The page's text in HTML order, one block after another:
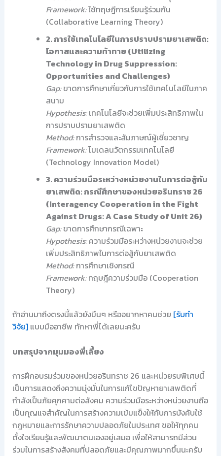
Framework:ใช้ทฤษฎีการเรียนรู้ร่วมกัน
(Collaborative Learning Theory)
2. การใช้เทคโนโลยีในการปราบปรามยาเสพติด:
โอกาสและความท้าทาย (Utilizing
Technology in Drug Suppression:
Opportunities and Challenges)
Gap:ขาดการศึกษาเกี่ยวกับการใช้เทคโนโลยีในภาค
สนาม
Hypothesis:เทคโนโลยีจะช่วยเพิ่มประสิทธิภาพใน
การปราบปรามยาเสพติด
Method:การสำรวจและสัมภาษณ์ผู้เชี่ยวชาญ
Framework:โมเดลนวัตกรรมเทคโนโลยี
(Technology Innovation Model)
3. ความร่วมมือระหว่างหน่วยงานในการต่อสู้กับ
ยาเสพติด: กรณีศึกษาของหน่วยอรินทราช 26
(Interagency Cooperation in the Fight
Against Drugs: A Case Study of Unit 26)
Gap:ขาดการศึกษากรณีเฉพาะ
Hypothesis:ความร่วมมือระหว่างหน่วยงานจะช่วย
เพิ่มประสิทธิภาพในการต่อสู้กับยาเสพติด
Method:การศึกษาเชิงกรณี
Framework:ทฤษฎีความร่วมมือ (Cooperation
Theory)
ถ้าอ่านมาถึงตรงนี้แล้วยังมึนๆ หรืออยากหาคนช่วย [รับทำ
วิจัย]แบบมืออาชีพ ทักหาพี่ได้เลยนะครับ
บทสรุปจากมุมมองพี่เลี้ยง
การฝึกอบรมร่วมของหน่วยอรินทราช 26 และหน่วยรบพิเศษนี้
เป็นการแสดงถึงความมุ่งมั่นในการแก้ไขปัญหายาเสพติดที่
กำลังเป็นภัยคุกคามต่อสังคม ความร่วมมือระหว่างหน่วยงานถือ
เป็นกุญแจสำคัญในการสร้างความเข้มแข็งให้กับการบังคับใช้
กฎหมายและการรักษาความปลอดภัยในประเทศ ขอให้ทุกคน
ตั้งใจเรียนรู้และพัฒนาตนเองอยู่เสมอ เพื่อให้สามารถมีส่วน
ร่วมในการสร้างสังคมที่ปลอดภัยและมีคุณภาพมากขึ้นนะครับ